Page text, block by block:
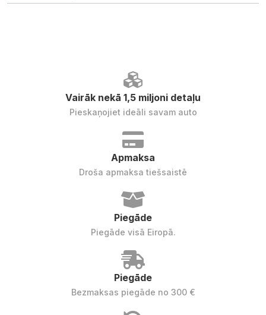
Vairāk nekā 1,5 miljoni detaļu
Pieskaņojiet ideāli savam auto
Apmaksa
Droša apmaksa tiešsaistē
Piegāde
Piegāde visā Eiropā.
Piegāde
Bezmaksas piegāde no 300 €